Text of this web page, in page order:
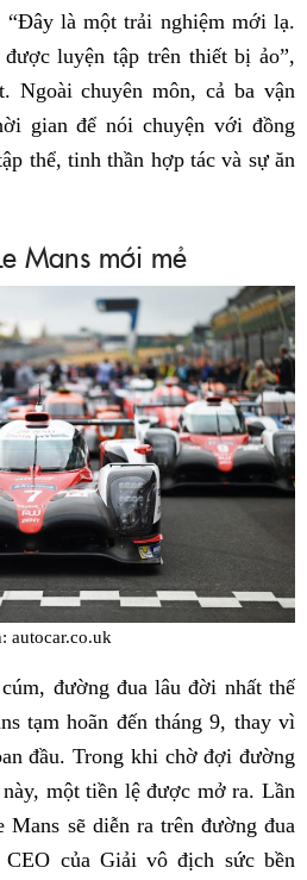
là một trải nghiệm mới lạ.
luyện tập trên thiết bị ảo”,
Ngoài chuyên môn, cả ba vận
gian để nói chuyện với đồng
thể, tinh thần hợp tác và sự ăn
Mans mới mẻ
autocar.co.uk
đường đua lâu đời nhất thế
tạm hoãn đến tháng 9, thay vì
đầu. Trong khi chờ đợi đường
một tiền lệ được mở ra. Lần
sẽ diễn ra trên đường đua
của Giải vô địch sức bền